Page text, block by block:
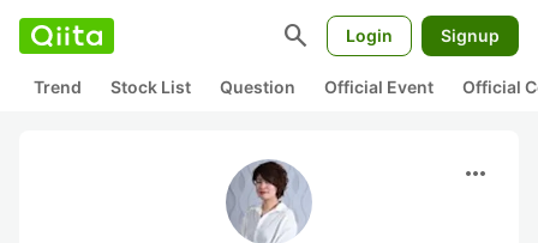
search Login Signup
Trend Stock List Question Official Event Official
more_horiz